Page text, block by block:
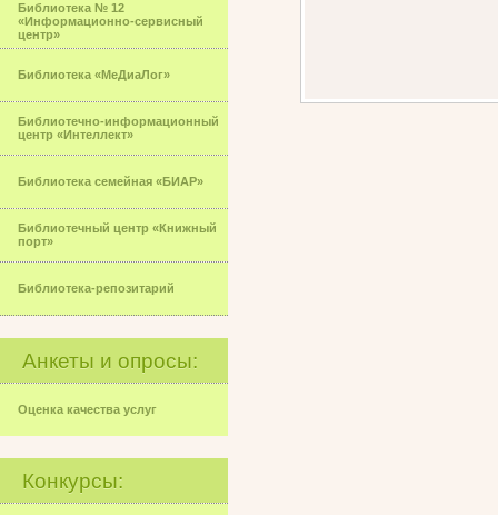
Библиотека № 12
«Информационно-сервисный
центр»
Библиотека «МеДиаЛог»
Библиотечно-информационный
центр «Интеллект»
Библиотека семейная «БИАР»
Библиотечный центр «Книжный
порт»
Библиотека-репозитарий
Анкеты и опросы:
Оценка качества услуг
Конкурсы: